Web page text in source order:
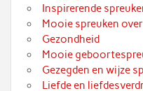
Inspirerende
Mooie spreuken
Gezondheid
Mooie
Gezegden en wijze
Liefde en